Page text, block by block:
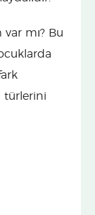
mı? Bu
türlerini